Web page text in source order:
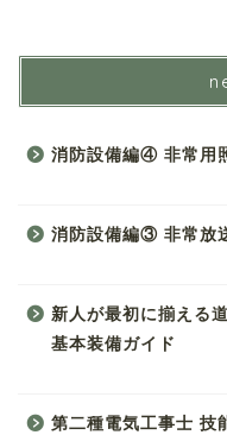
消防設備編④ 非常用
消防設備編③ 非常放
新人が最初に揃える
基本装備ガイド
第二種電気工事士 技